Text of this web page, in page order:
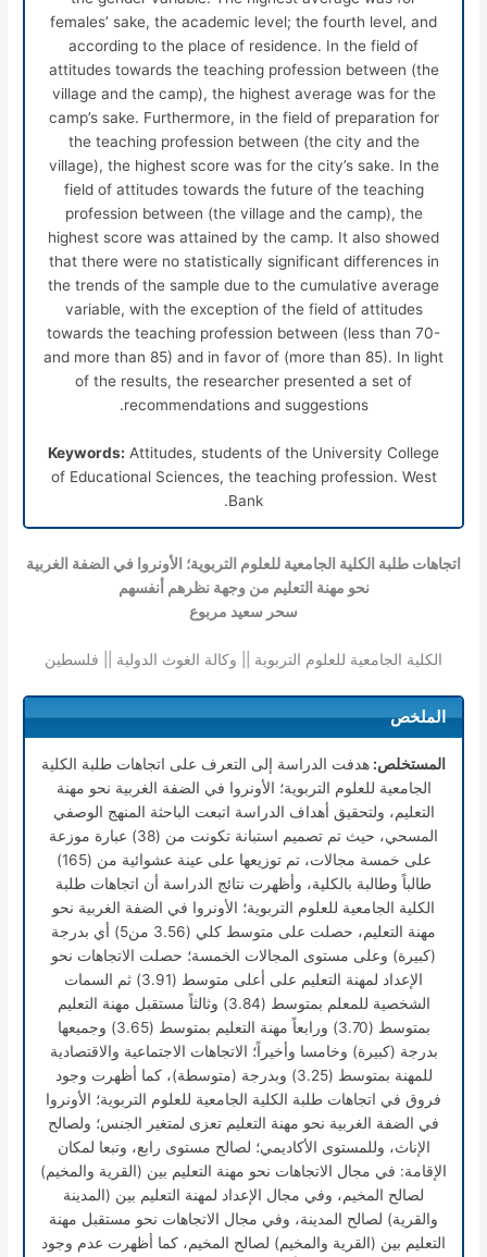
females’ sake, the academic level; the fourth level, and
according to the place of residence. In the field of
attitudes towards the teaching profession between (the
village and the camp), the highest average was for the
camp’s sake. Furthermore, in the field of preparation for
the teaching profession between (the city and the
village), the highest score was for the city’s sake. In the
field of attitudes towards the future of the teaching
profession between (the village and the camp), the
highest score was attained by the camp. It also showed
that there were no statistically significant differences in
the trends of the sample due to the cumulative average
variable, with the exception of the field of attitudes
towards the teaching profession between (less than 70-
and more than 85) and in favor of (more than 85). In light
of the results, the researcher presented a set of
recommendations and suggestions.
Keywords: Attitudes, students of the University College
of Educational Sciences, the teaching profession. West
Bank.
اتجاهات طلبة الكلية الجامعية للعلوم التربوية؛ الأونروا في الضفة الغربية
نحو مهنة التعليم من وجهة نظرهم أنفسهم
سحر سعيد مربوع
الكلية الجامعية للعلوم التربوية || وكالة الغوث الدولية || فلسطين
الملخص
المستخلص: هدفت الدراسة إلى التعرف على اتجاهات طلبة الكلية
الجامعية للعلوم التربوية؛ الأونروا في الضفة الغربية نحو مهنة
التعليم، ولتحقيق أهداف الدراسة اتبعت الباحثة المنهج الوصفي
المسحي، حيث تم تصميم استبانة تكونت من (38) عبارة موزعة
على خمسة مجالات، تم توزيعها على عينة عشوائية من (165)
طالباً وطالبة بالكلية، وأظهرت نتائج الدراسة أن اتجاهات طلبة
الكلية الجامعية للعلوم التربوية؛ الأونروا في الضفة الغربية نحو
مهنة التعليم، حصلت على متوسط كلي (3.56 من5) أي بدرجة
(كبيرة) وعلى مستوى المجالات الخمسة؛ حصلت الاتجاهات نحو
الإعداد لمهنة التعليم على أعلى متوسط (3.91) ثم السمات
الشخصية للمعلم بمتوسط (3.84) وثالثاً مستقبل مهنة التعليم
بمتوسط (3.70) ورابعاً مهنة التعليم بمتوسط (3.65) وجميعها
بدرجة (كبيرة) وخامسا وأخيراً؛ الاتجاهات الاجتماعية والاقتصادية
للمهنة بمتوسط (3.25) وبدرجة (متوسطة)، كما أظهرت وجود
فروق في اتجاهات طلبة الكلية الجامعية للعلوم التربوية؛ الأونروا
في الضفة الغربية نحو مهنة التعليم تعزى لمتغير الجنس؛ ولصالح
الإناث، وللمستوى الأكاديمي؛ لصالح مستوى رابع، وتبعا لمكان
الإقامة: في مجال الاتجاهات نحو مهنة التعليم بين (القرية والمخيم)
لصالح المخيم، وفي مجال الإعداد لمهنة التعليم بين (المدينة
والقرية) لصالح المدينة، وفي مجال الاتجاهات نحو مستقبل مهنة
التعليم بين (القرية والمخيم) لصالح المخيم، كما أظهرت عدم وجود